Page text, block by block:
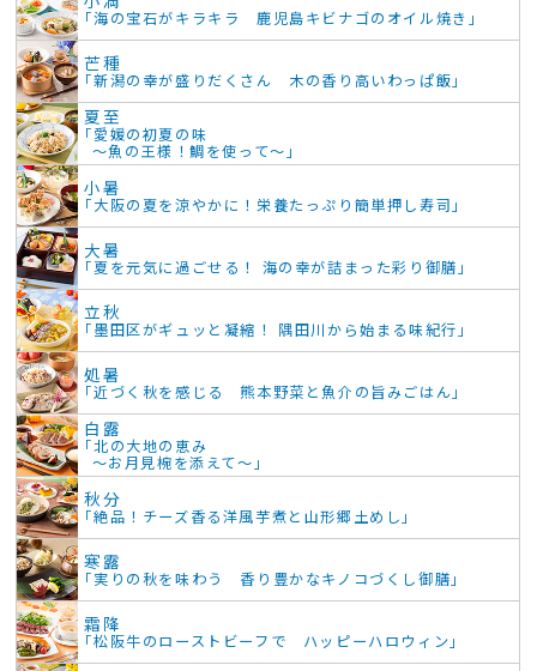
「海の宝石がキラキラ 鹿児島キビナゴのオイル焼き」
芒種
「新潟の幸が盛りだくさん 木の香り高いわっぱ飯」
夏至
「愛媛の初夏の味
～魚の王様！鯛を使って～」
小暑
「大阪の夏を涼やかに！栄養たっぷり簡単押し寿司」
大暑
「夏を元気に過ごせる！ 海の幸が詰まった彩り御膳」
立秋
「墨田区がギュッと凝縮！ 隅田川から始まる味紀行」
処暑
「近づく秋を感じる 熊本野菜と魚介の旨みごはん」
白露
「北の大地の恵み
～お月見椀を添えて～」
秋分
「絶品！チーズ香る洋風芋煮と山形郷土めし」
寒露
「実りの秋を味わう 香り豊かなキノコづくし御膳」
霜降
「松阪牛のローストビーフで ハッピーハロウィン」